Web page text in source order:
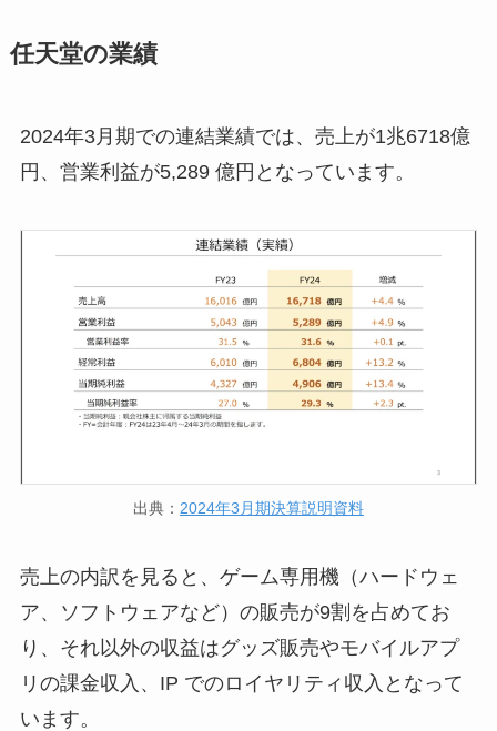
任天堂の業績
2024年3月期での連結業績では、売上が1兆6718億
円、営業利益が5,289 億円となっています。
出典： 2024年3月期決算説明資料
売上の内訳を見ると、ゲーム専用機（ハードウェ
ア、ソフトウェアなど）の販売が9割を占めてお
り、それ以外の収益はグッズ販売やモバイルアプ
リの課金収入、IP でのロイヤリティ収入となって
います。